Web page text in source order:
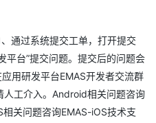
通过系统提交工单，打开提交
平台”提交问题。提交后的问题会
用研发平台EMAS开发者交流群
工介入。Android相关问题咨询
关问题咨询EMAS-iOS技术支